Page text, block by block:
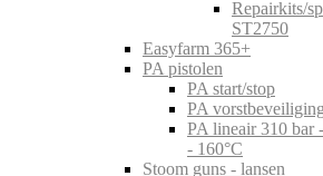
Repairkits/
ST2750
Easyfarm 365+
PA pistolen
PA start/stop
PA
PA lineair 310 bar
- 160°C
Stoom guns - lansen